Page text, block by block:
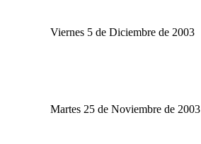
Viernes 5 de Diciembre de 2003
Martes 25 de Noviembre de 2003